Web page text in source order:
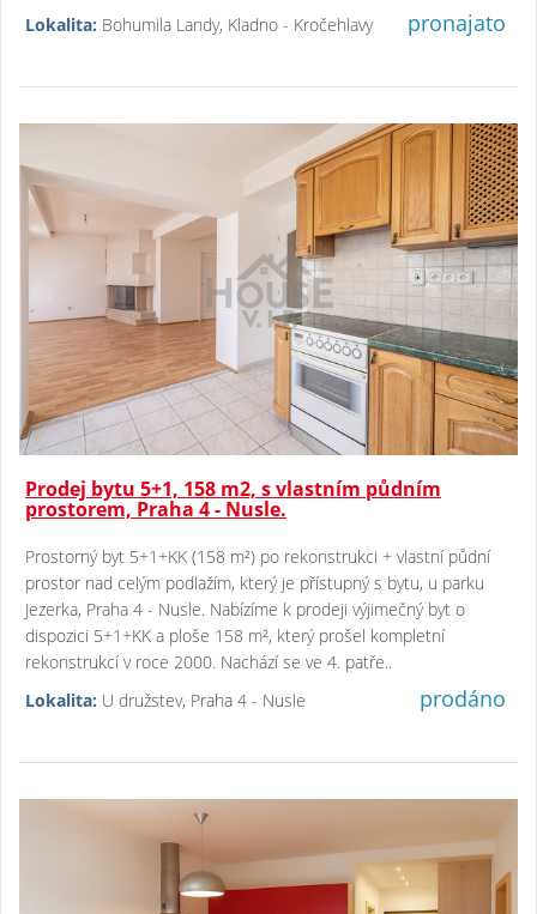
Lokalita: Bohumila Landy, Kladno - Kročehlavy pronajato
Prodej bytu 5+1, 158 m2, s vlastním půdním
prostorem, Praha 4 - Nusle.
Prostorný byt 5+1+KK (158 m²) po rekonstrukci + vlastní půdní
prostor nad celým podlažím, který je přístupný s bytu, u parku
Jezerka, Praha 4 - Nusle. Nabízíme k prodeji výjimečný byt o
dispozici 5+1+KK a ploše 158 m², který prošel kompletní
rekonstrukcí v roce 2000. Nachází se ve 4. patře..
Lokalita: U družstev, Praha 4 - Nusle prodáno